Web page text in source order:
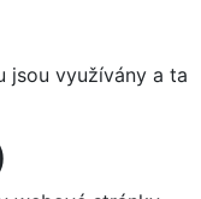
jsou využívány a ta